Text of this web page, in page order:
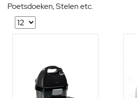
Poetsdoeken, Stelen etc.